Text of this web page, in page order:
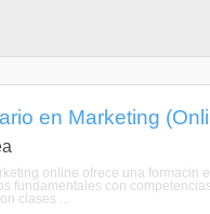
en Marketing
online ofrece una
fundamentales con
clases ...